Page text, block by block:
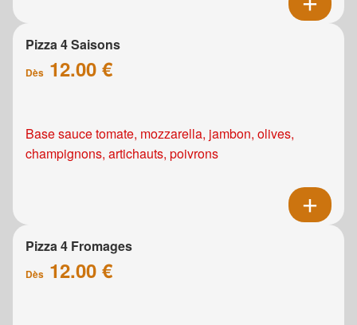
Pizza 4 Saisons
Dès 12.00 €
Base sauce tomate, mozzarella, jambon, olives,
champignons, artichauts, poivrons
Pizza 4 Fromages
Dès 12.00 €